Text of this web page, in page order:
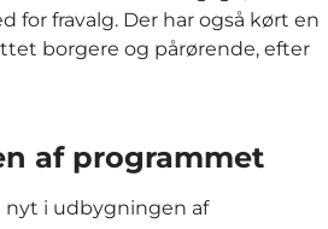
fravalg. Der har også kørt en
borgere og pårørende, efter
af programmet
nyt i udbygningen af